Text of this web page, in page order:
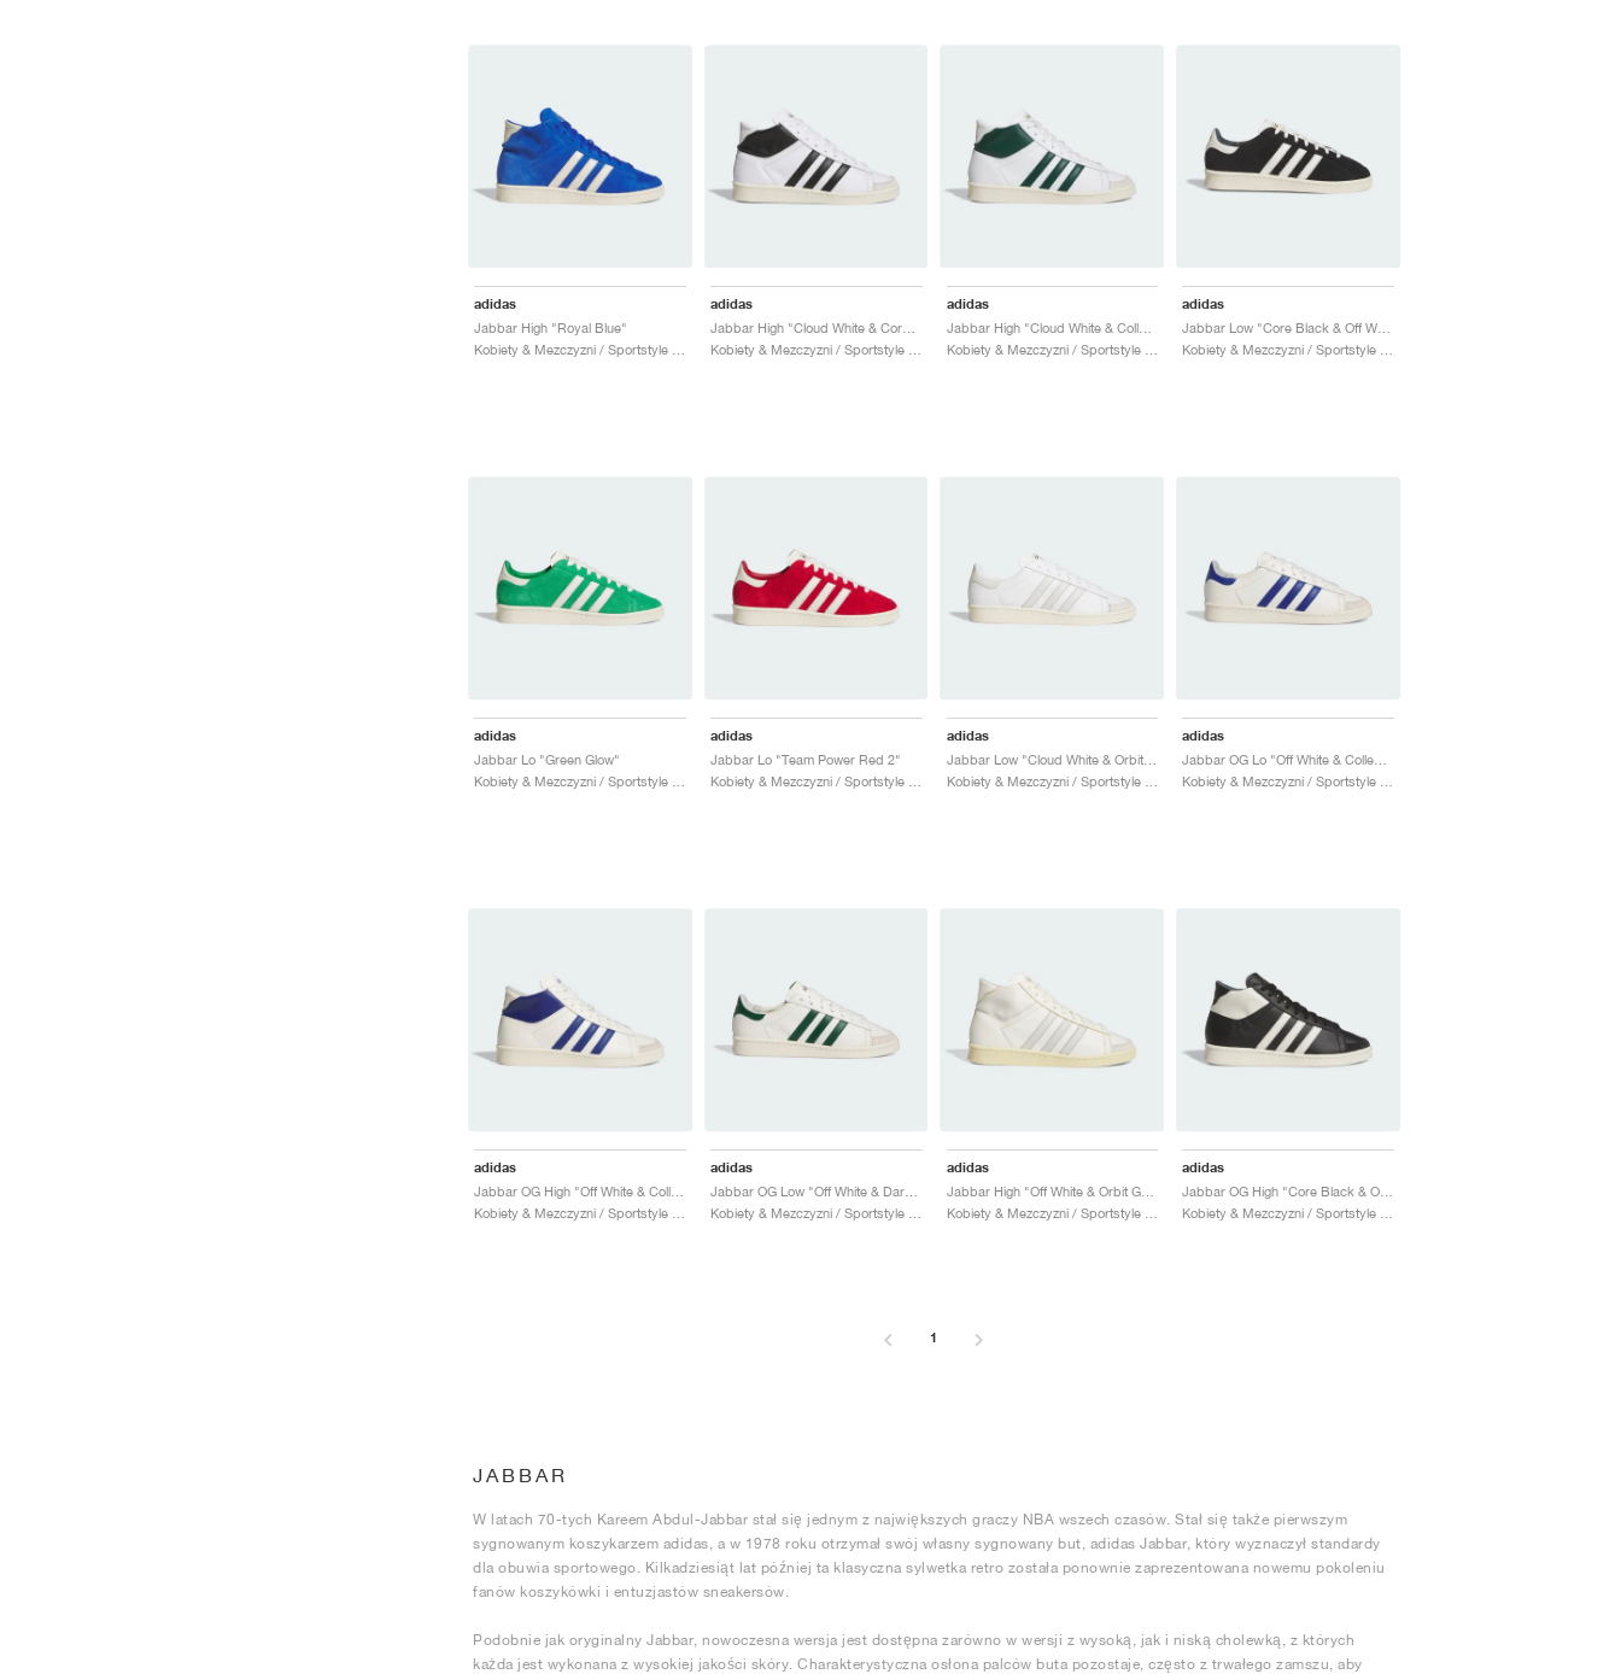
adidas
Jabbar High "Royal Blue"
adidas
Jabbar High "Cloud White & Core Black"
adidas
Jabbar High "Cloud White & Collegiate Green"
adidas
adidas
Jabbar Lo "Green Glow"
adidas
Jabbar Lo "Team Power Red 2"
adidas
Jabbar Low "Cloud White & Orbit Grey"
adidas
adidas adidas
Jabbar OG Low "Off White & Dark Green"
adidas
Jabbar High "Off White & Orbit Grey"
adidas
1
JABBAR
W latach 70-tych Kareem Abdul-Jabbar stał się jednym z największych graczy NBA wszech czasów. Stał się także pierwszym
sygnowanym koszykarzem adidas, a w 1978 roku otrzymał swój własny sygnowany but, adidas Jabbar, który wyznaczył standardy
dla obuwia sportowego. Kilkadziesiąt lat później ta klasyczna sylwetka retro została ponownie zaprezentowana nowemu pokoleniu
fanów koszykówki i entuzjastów sneakersów.
Podobnie jak oryginalny Jabbar, nowoczesna wersja jest dostępna zarówno w wersji z wysoką, jak i niską cholewką, z których
każda jest wykonana z wysokiej jakości skóry. Charakterystyczna osłona palców buta pozostaje, często z trwałego zamszu, aby